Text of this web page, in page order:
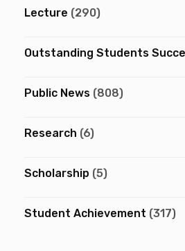
Lecture (290)
Outstanding Students
Public News (808)
Research (6)
Scholarship (5)
Student Achievement (317)